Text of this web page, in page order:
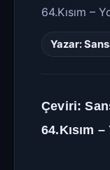
64.Kısım –
Yazar:
Çeviri:
64.Kısım